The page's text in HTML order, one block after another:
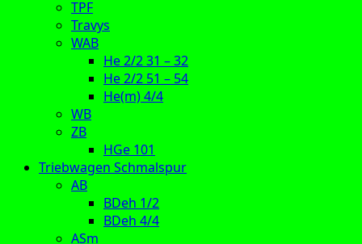
TPF
Travys
WAB
He 2/2 31 – 32
He 2/2 51 – 54
He(m) 4/4
WB
ZB
HGe 101
Triebwagen Schmalspur
AB
BDeh 1/2
BDeh 4/4
ASm